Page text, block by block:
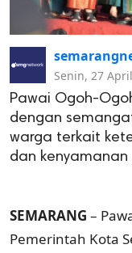
Senin, 27
Pawai Ogoh-
dengan
warga terkait
dan kenyamanan
SEMARANG –
Pemerintah Kota